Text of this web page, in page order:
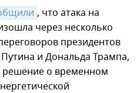
, что атака на
через несколько
президентов
и Дональда Трампа,
решение о временном